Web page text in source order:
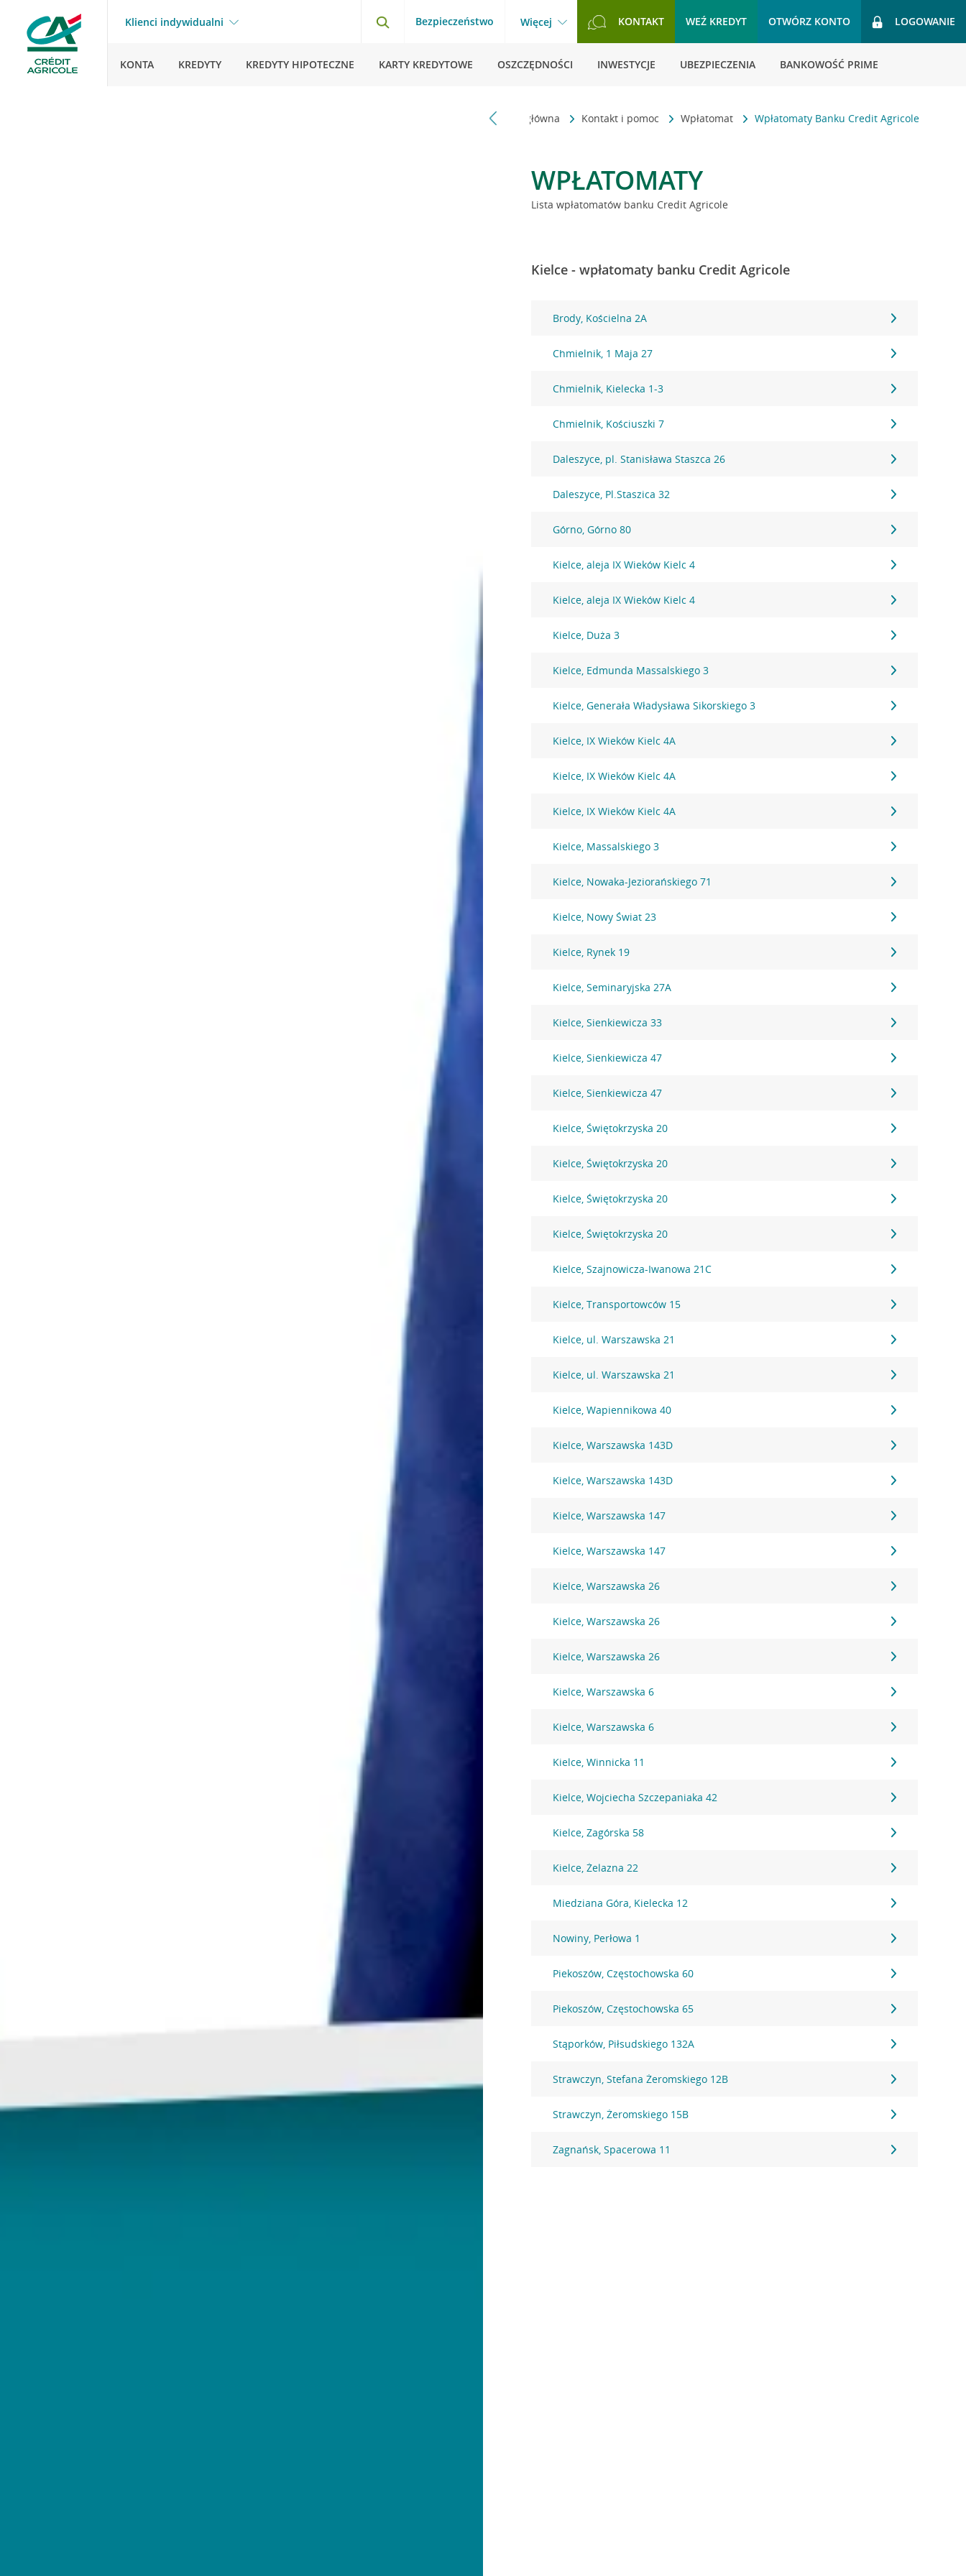
Klienci indywidualni Bezpieczeństwo Więcej KONTAKT WEŹ KREDYT OTWÓRZ KONTO LOGOWANIE
KONTA KREDYTY KREDYTY HIPOTECZNE KARTY KREDYTOWE OSZCZĘDNOŚCI INWESTYCJE UBEZPIECZENIA BANKOWOŚĆ PRIME
Strona główna Kontakt i pomoc Wpłatomat Wpłatomaty Banku Credit Agricole
WPŁATOMATY
Lista wpłatomatów banku Credit Agricole
Kielce - wpłatomaty banku Credit Agricole
Brody, Kościelna 2A
Chmielnik, 1 Maja 27
Chmielnik, Kielecka 1-3
Chmielnik, Kościuszki 7
Daleszyce, pl. Stanisława Staszca 26
Daleszyce, Pl.Staszica 32
Górno, Górno 80
Kielce, aleja IX Wieków Kielc 4
Kielce, aleja IX Wieków Kielc 4
Kielce, Duża 3
Kielce, Edmunda Massalskiego 3
Kielce, Generała Władysława Sikorskiego 3
Kielce, IX Wieków Kielc 4A
Kielce, IX Wieków Kielc 4A
Kielce, IX Wieków Kielc 4A
Kielce, Massalskiego 3
Kielce, Nowaka-Jeziorańskiego 71
Kielce, Nowy Świat 23
Kielce, Rynek 19
Kielce, Seminaryjska 27A
Kielce, Sienkiewicza 33
Kielce, Sienkiewicza 47
Kielce, Sienkiewicza 47
Kielce, Świętokrzyska 20
Kielce, Świętokrzyska 20
Kielce, Świętokrzyska 20
Kielce, Świętokrzyska 20
Kielce, Szajnowicza-Iwanowa 21C
Kielce, Transportowców 15
Kielce, ul. Warszawska 21
Kielce, ul. Warszawska 21
Kielce, Wapiennikowa 40
Kielce, Warszawska 143D
Kielce, Warszawska 143D
Kielce, Warszawska 147
Kielce, Warszawska 147
Kielce, Warszawska 26
Kielce, Warszawska 26
Kielce, Warszawska 26
Kielce, Warszawska 6
Kielce, Warszawska 6
Kielce, Winnicka 11
Kielce, Wojciecha Szczepaniaka 42
Kielce, Zagórska 58
Kielce, Żelazna 22
Miedziana Góra, Kielecka 12
Nowiny, Perłowa 1
Piekoszów, Częstochowska 60
Piekoszów, Częstochowska 65
Stąporków, Piłsudskiego 132A
Strawczyn, Stefana Żeromskiego 12B
Strawczyn, Żeromskiego 15B
Zagnańsk, Spacerowa 11